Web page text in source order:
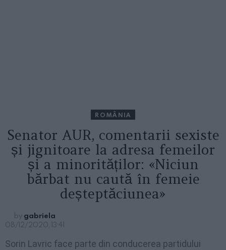
ROMÂNIA
Senator AUR, comentarii sexiste
și jignitoare la adresa femeilor
și a minorităților: «Niciun
bărbat nu caută în femeie
deșteptăciunea»
by gabriela
08/12/2020, 13:41
Sorin Lavric face parte din conducerea partidului